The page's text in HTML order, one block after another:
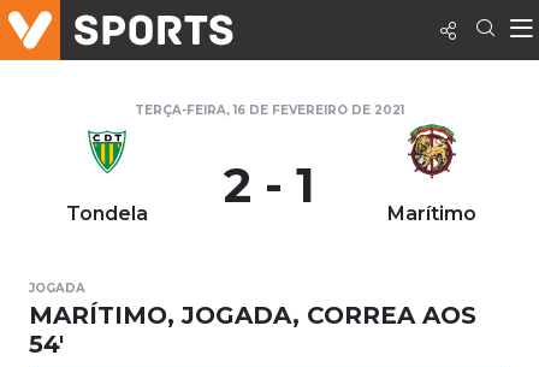
TERÇA-FEIRA, 16 DE FEVEREIRO DE 2021
Tondela 2 - 1 Marítimo
JOGADA
MARÍTIMO, JOGADA, CORREA AOS
54'